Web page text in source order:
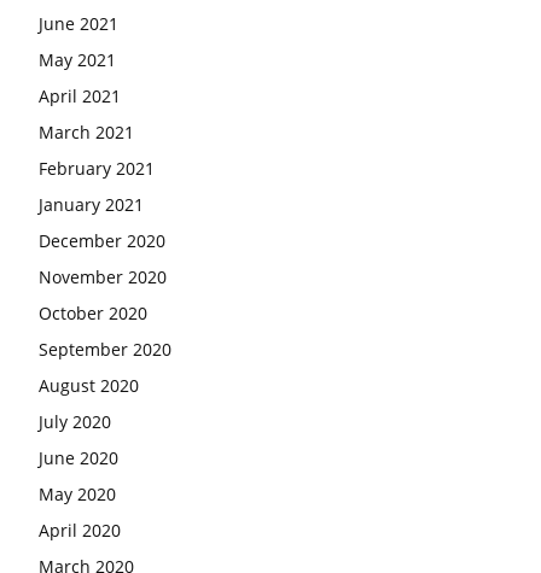
June 2021
May 2021
April 2021
March 2021
February 2021
January 2021
December 2020
November 2020
October 2020
September 2020
August 2020
July 2020
June 2020
May 2020
April 2020
March 2020